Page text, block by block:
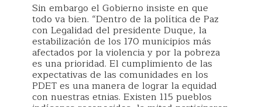
Sin embargo el Gobierno insiste en que
todo va bien. “Dentro de la política de Paz
con Legalidad del presidente Duque, la
estabilización de los 170 municipios más
afectados por la violencia y por la pobreza
es una prioridad. El cumplimiento de las
expectativas de las comunidades en los
PDET es una manera de lograr la equidad
con nuestras etnias. Existen 115 pueblos